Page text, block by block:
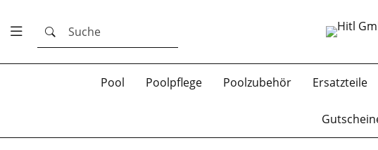
Suche
Pool Poolpflege Poolzubehör Ersatzteile